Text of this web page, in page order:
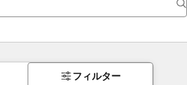
フィルター